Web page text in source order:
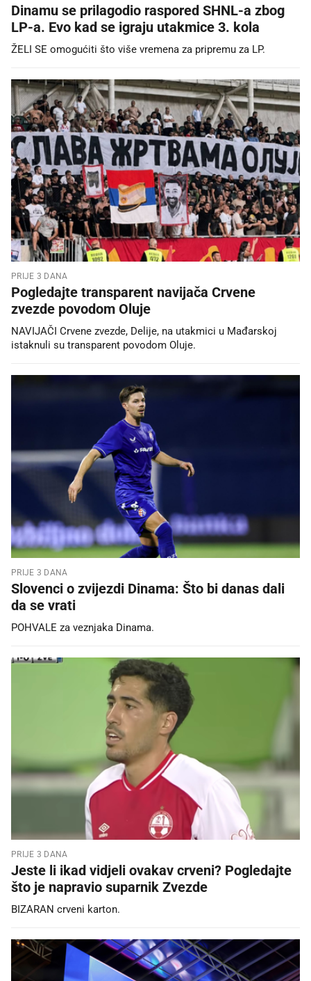
Dinamu se prilagodio raspored SHNL-a zbog
LP-a. Evo kad se igraju utakmice 3. kola
ŽELI SE omogućiti što više vremena za pripremu za LP.
PRIJE 3 DANA
Pogledajte transparent navijača Crvene
zvezde povodom Oluje
NAVIJAČI Crvene zvezde, Delije, na utakmici u Mađarskoj
istaknuli su transparent povodom Oluje.
PRIJE 3 DANA
Slovenci o zvijezdi Dinama: Što bi danas dali
da se vrati
POHVALE za veznjaka Dinama.
PRIJE 3 DANA
Jeste li ikad vidjeli ovakav crveni? Pogledajte
što je napravio suparnik Zvezde
BIZARAN crveni karton.